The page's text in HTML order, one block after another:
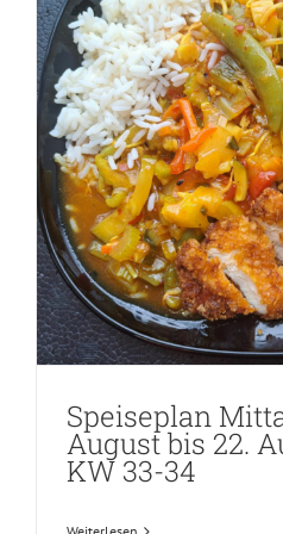
Speiseplan
August bis 22.
KW 33-34